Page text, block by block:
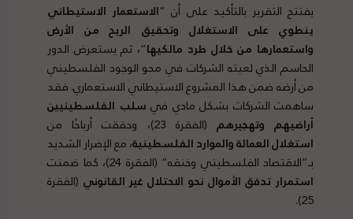
يفتتح التقرير بالتأكيد على أن “الاستعمار الاستيطاني
ينطوي على الاستغلال وتحقيق الربح من الأرض
واستعمارها من خلال طرد مالكيها“، ثم يستعرض الدور
الحاسم الذي لعبته الشركات في محو الوجود الفلسطيني
من أرضه ضمن هذا المشروع الاستيطاني الاستعماري. فقد
ساهمت الشركات بشكل مادي في سلب الفلسطينيين
أراضيهم وتهجيرهم (الفقرة 23)، وحققت أرباحًا من
استغلال العمالة والموارد الفلسطينية، مع الإضرار الشديد
بـ”الاقتصاد الفلسطيني وخنقه” (الفقرة 24)، كما ضمنت
استمرار تدفق الأموال نحو الاحتلال غير القانوني (الفقرة
25).